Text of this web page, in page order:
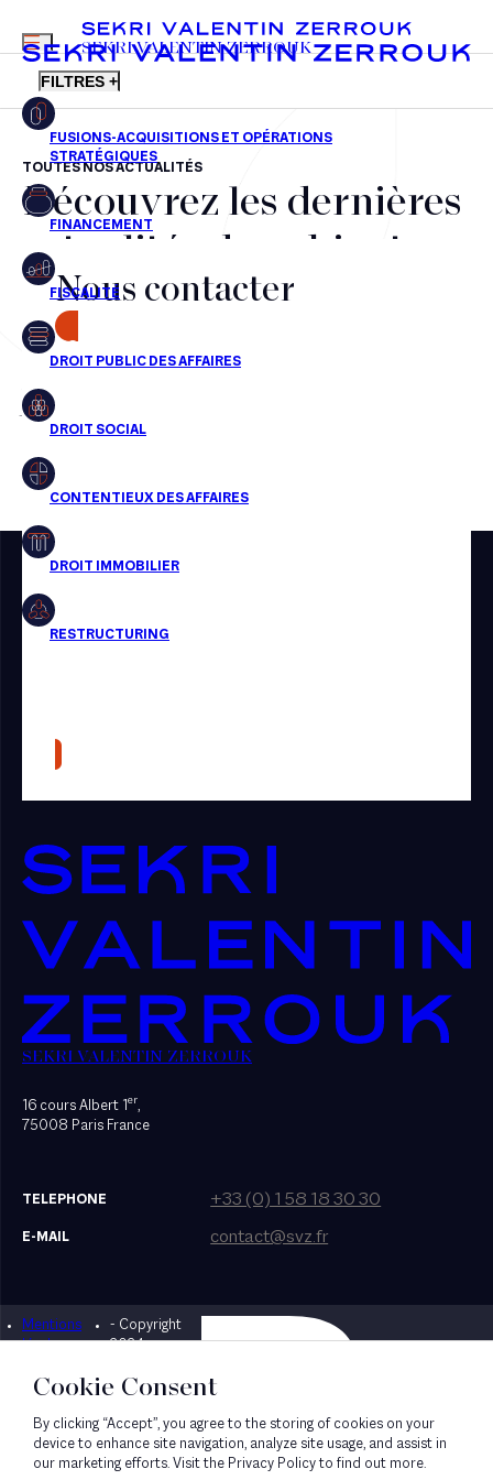
FR EN
MENU
SEKRI VALENTIN ZERROUK
FILTRES +
Fusions-acquisitions et opérations stratégiques
Financement
Fiscalité
Droit public des affaires
Droit social
Droit immobilier
Restructuring
Presse
TOUTES NOS ACTUALITÉS
Découvrez les dernières
actualités du cabinet,
nos récompenses et nos
transactions, jour après
jour
Aucun résultats pour cette recherche
Nous contacter
SEKRI VALENTIN ZERROUK
16 cours Albert 1er,
75008 Paris France
TELEPHONE +33 (0) 1 58 18 30 30
E-MAIL contact@svz.fr
Mentions
légales
- Copyright
2024
Designed by Bonhomme
Cookie Consent
By clicking “Accept”, you agree to the storing of cookies on your
device to enhance site navigation, analyze site usage, and assist in
our marketing efforts. Visit the Privacy Policy to find out more.